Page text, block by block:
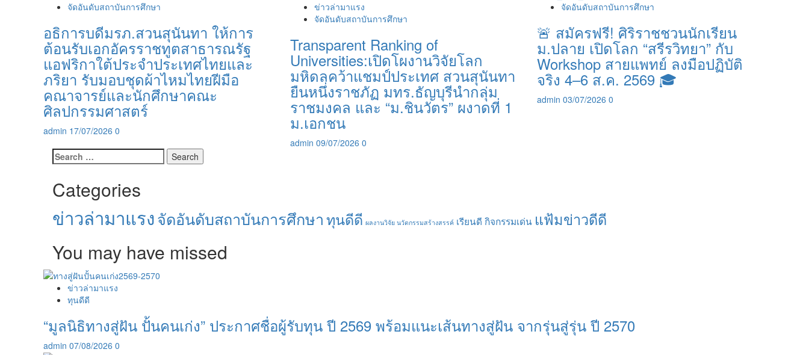
จัดอันดับสถาบันการศึกษา
อธิการบดีมรภ.สวนสุนันทา ให้การ
ต้อนรับเอกอัครราชทูตสาธารณรัฐ
แอฟริกาใต้ประจำประเทศไทยและ
ภริยา รับมอบชุดผ้าไหมไทยฝีมือ
คณาจารย์และนักศึกษาคณะ
ศิลปกรรมศาสตร์
admin 17/07/2026 0
ข่าวล่ามาแรง
จัดอันดับสถาบันการศึกษา
Transparent Ranking of
Universities:เปิดโผงานวิจัยโลก
มหิดลคว้าแชมป์ประเทศ สวนสุนันทา
ยืนหนึ่งราชภัฏ มทร.ธัญบุรีนำกลุ่ม
ราชมงคล และ “ม.ชินวัตร” ผงาดที่ 1
ม.เอกชน
admin 09/07/2026 0
จัดอันดับสถาบันการศึกษา
🚨 สมัครฟรี! ศิริราชชวนนักเรียน
ม.ปลาย เปิดโลก “สรีรวิทยา” กับ
Workshop สายแพทย์ ลงมือปฏิบัติ
จริง 4–6 ส.ค. 2569 🎓
admin 03/07/2026 0
Search
for:
Categories
ข่าวล่ามาแรงจัดอันดับสถาบันการศึกษาทุนดีดี ผลงานวิจัย นวัตกรรมสร้างสรรค์ เรียนดี กิจกรรมเด่น แฟ้มข่าวดีดี
You may have missed
ข่าวล่ามาแรง
ทุนดีดี
“มูลนิธิทางสู่ฝัน ปั้นคนเก่ง” ประกาศชื่อผู้รับทุน ปี 2569 พร้อมแนะเส้นทางสู่ฝัน จากรุ่นสู่รุ่น ปี 2570
admin 07/08/2026 0